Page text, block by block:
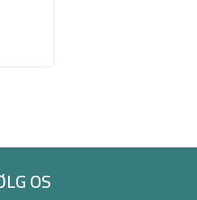
OS